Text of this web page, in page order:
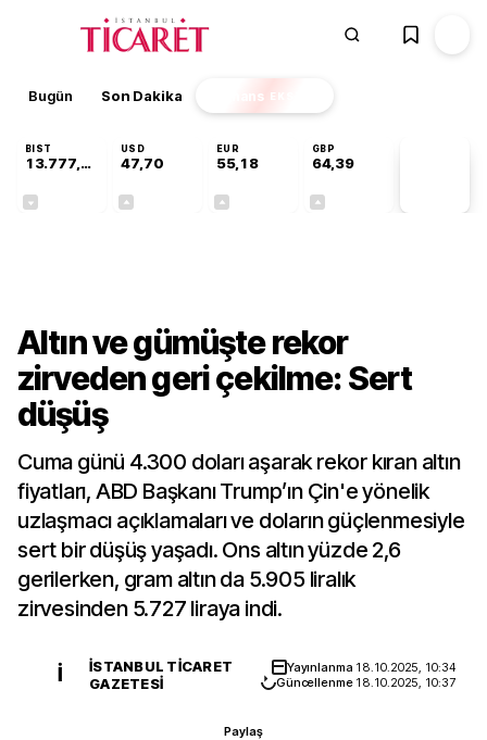
Bugün Son Dakika Finans EKSTRA
BIST
13.777,39
USD
47,70
EUR
55,18
GBP
64,39
Altın ve gümüşte rekor
zirveden geri çekilme: Sert
düşüş
Cuma günü 4.300 doları aşarak rekor kıran altın
fiyatları, ABD Başkanı Trump’ın Çin'e yönelik
uzlaşmacı açıklamaları ve doların güçlenmesiyle
sert bir düşüş yaşadı. Ons altın yüzde 2,6
gerilerken, gram altın da 5.905 liralık
zirvesinden 5.727 liraya indi.
İ
İSTANBUL TICARET
GAZETESI
Yayınlanma 18.10.2025, 10:34
Güncellenme 18.10.2025, 10:37
Paylaş